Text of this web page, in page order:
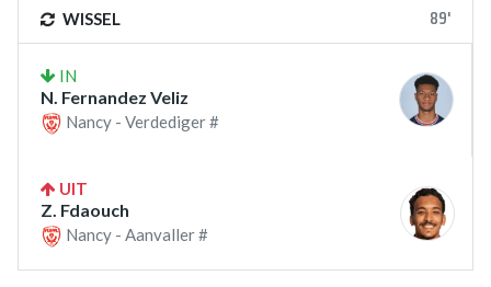
WISSEL 89'
IN
N. Fernandez Veliz
Nancy - Verdediger #
UIT
Z. Fdaouch
Nancy - Aanvaller #